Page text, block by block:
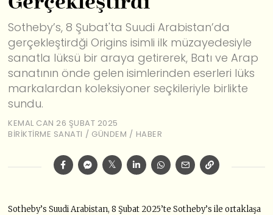
Sotheby’s, 8 Şubat'ta Suudi Arabistan’da
gerçekleştirdği Origins isimli ilk müzayedesiyle
sanatla lüksü bir araya getirerek, Batı ve Arap
sanatının önde gelen isimlerinden eserleri lüks
markalardan koleksiyoner seçkileriyle birlikte
sundu.
KEMAL CAN 26 ŞUBAT 2025
BIRIKTIRME SANATI / GÜNDEM / HABER
Sotheby’s Suudi Arabistan, 8 Şubat 2025’te Sotheby’s ile ortaklaşa